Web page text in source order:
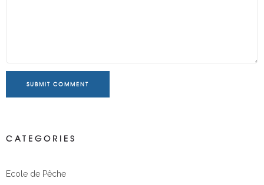
SUBMIT COMMENT
CATEGORIES
Ecole de Pêche